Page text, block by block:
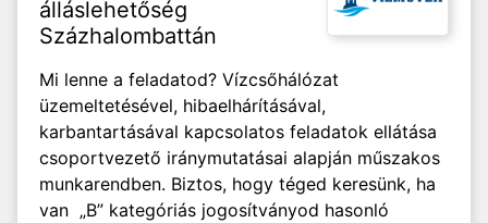
álláslehetőség
Százhalombattán
Mi lenne a feladatod? Vízcsőhálózat
üzemeltetésével, hibaelhárításával,
karbantartásával kapcsolatos feladatok ellátása
csoportvezető iránymutatásai alapján műszakos
munkarendben. Biztos, hogy téged keresünk, ha
van „B” kategóriás jogosítványod hasonló